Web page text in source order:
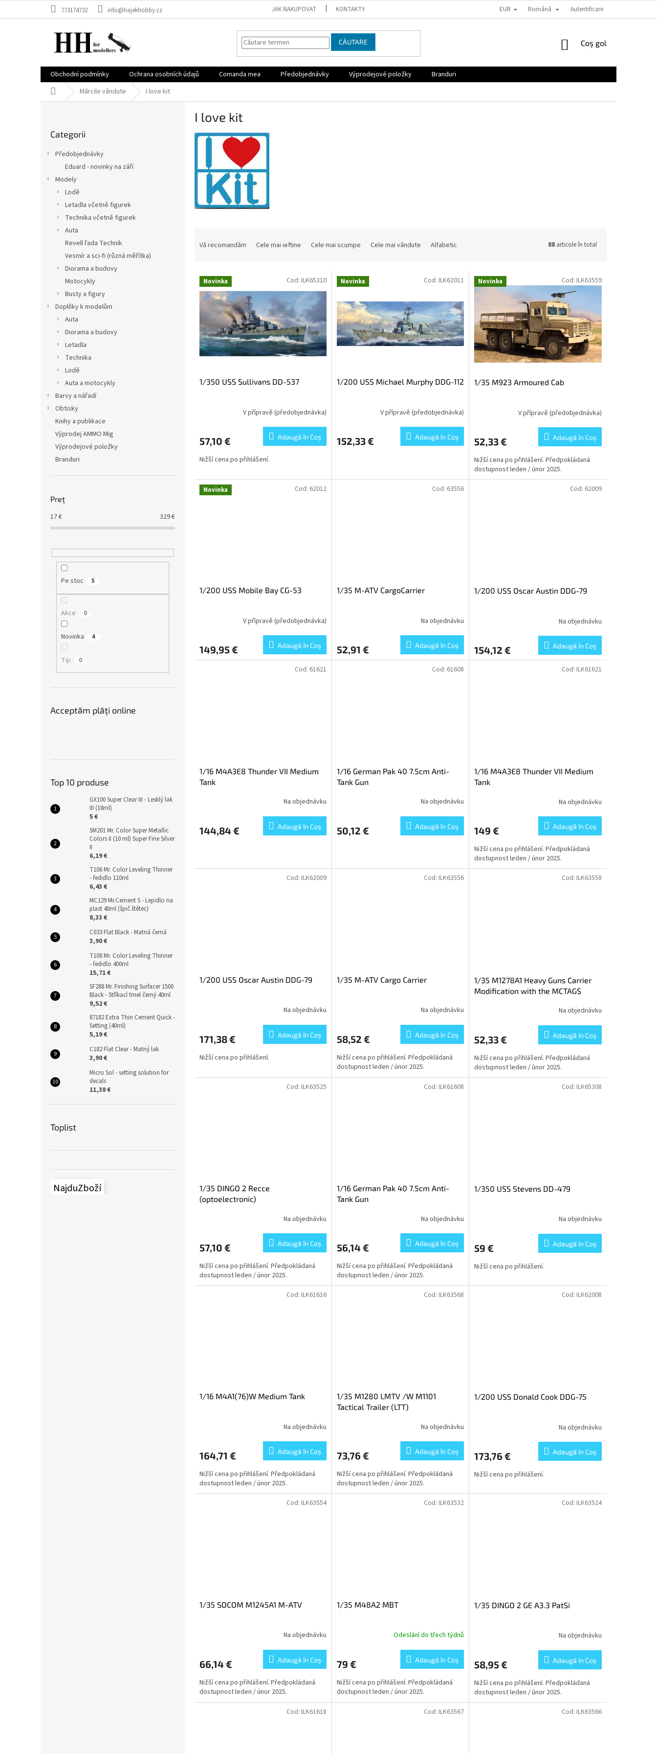
773174732 info@hajekhobby.cz JAK NAKUPOVAT KONTAKTY EUR Română Autentificare
CĂUTARE
COŞ
CUMPĂRĂTURI
Coş gol
Obchodní podmínky Ochrana osobních údajů Comanda mea Předobjednávky Výprodejové položky
Branduri
Acasă Mărcile vândute I love kit
peste
Categorii
Předobjednávky
Eduard - novinky na září
Modely
Lodě
Letadla včetně figurek
Technika včetně figurek
Auta
Revell řada Technik
Vesmír a sci-fi (různá měřítka)
Diorama a budovy
Motocykly
Busty a figury
Doplňky k modelům
Auta
Diorama a budovy
Letadla
Technika
Lodě
Auta a motocykly
Barvy a nářadí
Obtisky
Knihy a publikace
Výprodej AMMO Mig
Výprodejové položky
Branduri
Preţ
17€ 329€
Pe stoc 5
Akce 0
Novinka 4
Tip 0
Acceptăm plăţi online
Top 10 produse
GX100 Super Clear III - Lesklý lak
III (18ml)
5 €
SM201 Mr. Color Super Metallic
Colors II (10 ml) Super Fine Silver
II
6,19 €
T106 Mr. Color Leveling Thinner
- ředidlo 110ml
6,43 €
MC129 Mr.Cement S - Lepidlo na
plast 40ml (špič.štětec)
8,33 €
C033 Flat Black - Matná černá
3,90 €
T108 Mr. Color Leveling Thinner
- ředidlo 400ml
15,71 €
SF288 Mr. Finishing Surfacer 1500
Black - Stříkací tmel černý 40ml
9,52 €
87182 Extra Thin Cement Quick -
Setting (40ml)
5,19 €
C182 Flat Clear - Matný lak
3,90 €
Micro Sol - setting solution for
decals
11,38 €
Toplist
NajduZboží
I love kit
p
Vă recomandăm Cele mai ieftine Cele mai scumpe Cele mai vândute Alfabetic 88 articole în total
p
Novinka
1/350 USS Sullivans DD-537
V přípravě (předobjednávka)
57,10 € Adaugă în Coş
Nižší cena po přihlášení.
Cod: ILK65310 Novinka
1/200 USS Michael Murphy DDG-112
V přípravě (předobjednávka)
152,33 € Adaugă în Coş
Cod: ILK62011 Novinka
1/35 M923 Armoured Cab
V přípravě (předobjednávka)
52,33 € Adaugă în Coş
Nižší cena po přihlášení. Předpokládaná
dostupnost leden / únor 2025.
Cod: ILK63559
Novinka
1/200 USS Mobile Bay CG-53
V přípravě (předobjednávka)
149,95 € Adaugă în Coş
Cod: 62012
1/35 M-ATV CargoCarrier
Na objednávku
52,91 € Adaugă în Coş
Cod: 63556
1/200 USS Oscar Austin DDG-79
Na objednávku
154,12 € Adaugă în Coş
Cod: 62009
1/16 M4A3E8 Thunder VII Medium
Tank
Na objednávku
144,84 € Adaugă în Coş
Cod: 61621
1/16 German Pak 40 7.5cm Anti-
Tank Gun
Na objednávku
50,12 € Adaugă în Coş
Cod: 61608
1/16 M4A3E8 Thunder VII Medium
Tank
Na objednávku
149 € Adaugă în Coş
Nižší cena po přihlášení. Předpokládaná
dostupnost leden / únor 2025.
Cod: ILK61621
1/200 USS Oscar Austin DDG-79
Na objednávku
171,38 € Adaugă în Coş
Nižší cena po přihlášení.
Cod: ILK62009
1/35 M-ATV Cargo Carrier
Na objednávku
58,52 € Adaugă în Coş
Nižší cena po přihlášení. Předpokládaná
dostupnost leden / únor 2025.
Cod: ILK63556
1/35 M1278A1 Heavy Guns Carrier
Modification with the MCTAGS
Na objednávku
52,33 € Adaugă în Coş
Nižší cena po přihlášení. Předpokládaná
dostupnost leden / únor 2025.
Cod: ILK63558
1/35 DINGO 2 Recce
(optoelectronic)
Na objednávku
57,10 € Adaugă în Coş
Nižší cena po přihlášení. Předpokládaná
dostupnost leden / únor 2025.
Cod: ILK63525
1/16 German Pak 40 7.5cm Anti-
Tank Gun
Na objednávku
56,14 € Adaugă în Coş
Nižší cena po přihlášení. Předpokládaná
dostupnost leden / únor 2025.
Cod: ILK61608
1/350 USS Stevens DD-479
Na objednávku
59 € Adaugă în Coş
Nižší cena po přihlášení.
Cod: ILK65308
1/16 M4A1(76)W Medium Tank
Na objednávku
164,71 € Adaugă în Coş
Nižší cena po přihlášení. Předpokládaná
dostupnost leden / únor 2025.
Cod: ILK61616
1/35 M1280 LMTV /W M1101
Tactical Trailer (LTT)
Na objednávku
73,76 € Adaugă în Coş
Nižší cena po přihlášení. Předpokládaná
dostupnost leden / únor 2025.
Cod: ILK63568
1/200 USS Donald Cook DDG-75
Na objednávku
173,76 € Adaugă în Coş
Nižší cena po přihlášení.
Cod: ILK62008
1/35 SOCOM M1245A1 M-ATV
Na objednávku
66,14 € Adaugă în Coş
Nižší cena po přihlášení. Předpokládaná
dostupnost leden / únor 2025.
Cod: ILK63554
1/35 M48A2 MBT
Odeslání do třech týdnů
79 € Adaugă în Coş
Nižší cena po přihlášení. Předpokládaná
dostupnost leden / únor 2025.
Cod: ILK63532
1/35 DINGO 2 GE A3.3 PatSi
Na objednávku
58,95 € Adaugă în Coş
Nižší cena po přihlášení. Předpokládaná
dostupnost leden / únor 2025.
Cod: ILK63524
Cod: ILK61618 Cod: ILK63567 Cod: ILK63566